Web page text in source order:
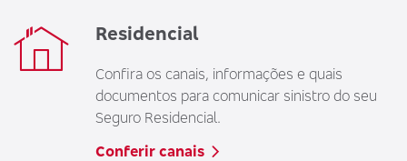
Residencial
Confira os canais, informações e quais
documentos para comunicar sinistro do seu
Seguro Residencial.
Conferir canais